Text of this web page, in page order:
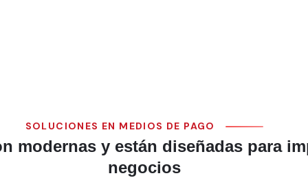
SOLUCIONES EN MEDIOS DE PAGO
modernas y están diseñadas para
negocios